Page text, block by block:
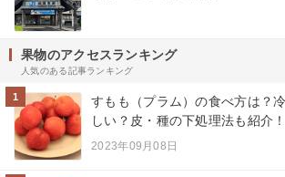
果物のアクセスランキング
人気のある記事ランキング
1
すもも（プラム）の食べ方は？
しい？皮・種の下処理法も紹介！
2023年09月08日